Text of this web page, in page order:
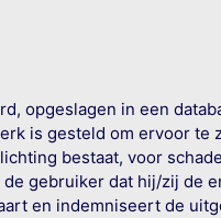
opgeslagen in een
is gesteld om ervoor te
bestaat, voor
gebruiker dat hij/zij de
en indemniseert de